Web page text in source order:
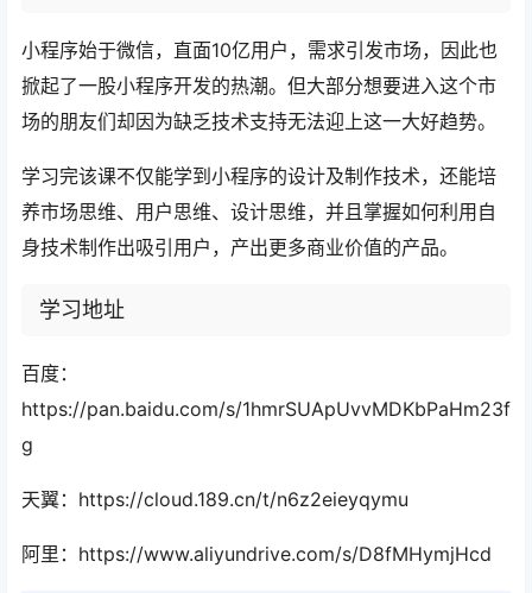
小程序始于微信，直面10亿用户，需求引发市场，因此也
掀起了一股小程序开发的热潮。但大部分想要进入这个市
场的朋友们却因为缺乏技术支持无法迎上这一大好趋势。
学习完该课不仅能学到小程序的设计及制作技术，还能培
养市场思维、用户思维、设计思维，并且掌握如何利用自
身技术制作出吸引用户，产出更多商业价值的产品。
学习地址
百度：
https://pan.baidu.com/s/1hmrSUApUvvMDKbPaHm23f
g
天翼：https://cloud.189.cn/t/n6z2eieyqymu
阿里：https://www.aliyundrive.com/s/D8fMHymjHcd